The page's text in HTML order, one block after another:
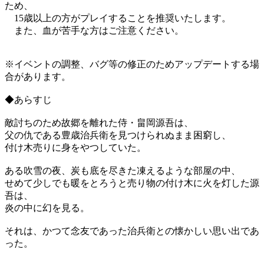
ため、
15歳以上の方がプレイすることを推奨いたします。
また、血が苦手な方はご注意ください。
※イベントの調整、バグ等の修正のためアップデートする場
合があります。
◆あらすじ
敵討ちのため故郷を離れた侍・畠岡源吾は、
父の仇である豊歳治兵衛を見つけられぬまま困窮し、
付け木売りに身をやつしていた。
ある吹雪の夜、炭も底を尽きた凍えるような部屋の中、
せめて少しでも暖をとろうと売り物の付け木に火を灯した源
吾は、
炎の中に幻を見る。
それは、かつて念友であった治兵衛との懐かしい思い出であ
った。